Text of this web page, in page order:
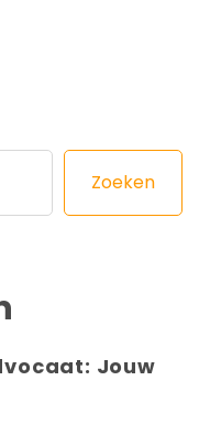
Zoeken
Jouw